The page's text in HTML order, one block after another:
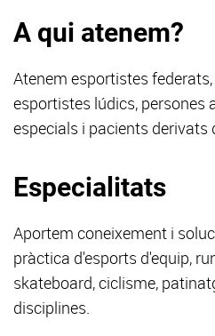
A qui atenem?
Atenem esportistes
esportistes lúdics, persones
especials i pacients derivats
Especialitats
Aportem coneixement i
pràctica d'esports d'equip,
skateboard, ciclisme,
disciplines.